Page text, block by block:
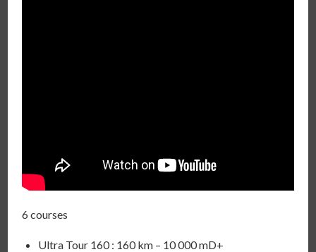
6 courses
Ultra Tour 160 : 160 km – 10 000 mD+